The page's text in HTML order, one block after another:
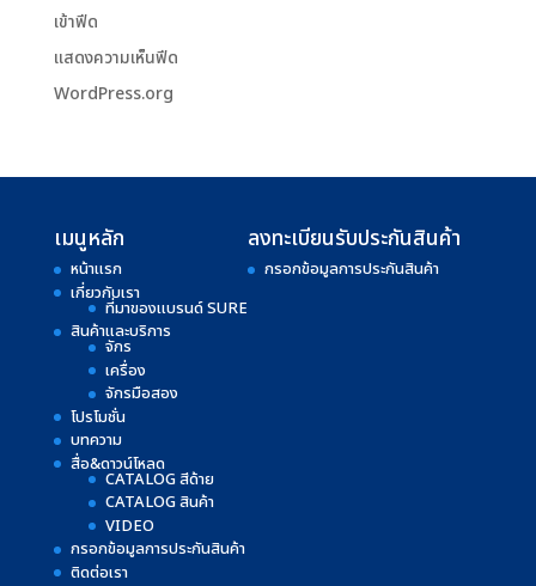
เข้าฟีด
แสดงความเห็นฟีด
WordPress.org
เมนูหลัก
หน้าแรก
เกี่ยวกับเรา
ที่มาของแบรนด์ SURE
สินค้าและบริการ
จักร
เครื่อง
จักรมือสอง
โปรโมชั่น
บทความ
สื่อ&ดาวน์โหลด
CATALOG สีด้าย
CATALOG สินค้า
VIDEO
กรอกข้อมูลการประกันสินค้า
ติดต่อเรา
ลงทะเบียนรับประกันสินค้า
กรอกข้อมูลการประกันสินค้า